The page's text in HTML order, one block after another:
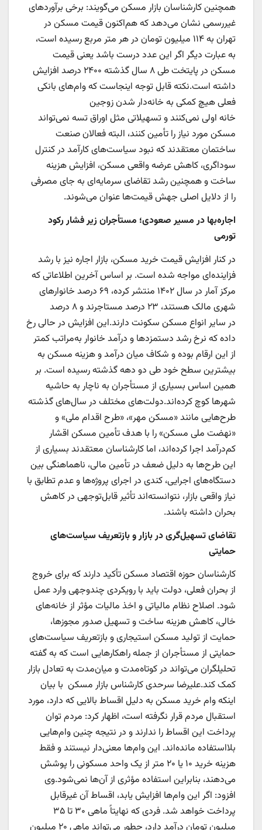
همچنین کارشناسان بازار مسکن می‌گویند: برخی برآوردهای
غیررسمی نشان می‌دهد که هم‌اکنون قیمت مسکن در
تهران به ۱۱۴ میلیون تومان در هر متر مربع رسیده است،
به عبارت دیگر اگر این عدد درست باشد یعنی قیمت
مسکن در پایتخت طی ۸ سال گذشته ۲۴۰۰ درصد افزایش
داشته است.نکته قابل توجه اینجاست که وام‌های بانکی
فعلی هیچ کمکی به خانه‌دار شدن زوجین
خانه اولی نمی‌کنند و تسهیلاتی مثل اوراق تسه نمی‌تواند
مسکن مورد نیاز را تأمین کنند، البته فعالان صنعت
ساختمان معتقدند که نبود سیاست‌های کارآمد در کنترل
سوداگری، کاهش عرضه واقعی مسکن، افزایش هزینه
ساخت و همچنین رشد تقاضای سرمایه‌ای به جای مصرفی
را از دلایل اصلی جهش قیمت‌ها عنوان می‌شوند.
اجاره‌بها در مسیر صعودی؛ مستأجران زیر فشار رکود
تورمی
در کنار افزایش قیمت خرید مسکن، بازار اجاره نیز با رشد
فزاینده‌ای مواجه شده است. بر اساس آخرین اطلاعاتی که
مرکز آمار در سال ۱۴۰۲ منتشر کرده، ۶۹ درصد خانوارهای
شهری مالک هستند، ۲۳ درصد مستاجرند و ۸ درصد
در سایر انواع مسکن سکونت دارند.این افزایش در حالی رخ
داده که نرخ رشد دستمزدها و درآمد خانوار به‌مراتب کمتر
از این ارقام بوده و شکاف میان درآمد و هزینه مسکن به
بیشترین سطح خود طی دو دهه گذشته رسیده است. بر
همین اساس بسیاری از مستأجران به ناچار به حاشیه
شهرها کوچ کرده‌اند.دولت‌های مختلف در سال‌های گذشته
طرح‌هایی مانند «مسکن مهر»، «طرح اقدام ملی» و
«نهضت ملی مسکن» را با هدف تأمین مسکن اقشار
کم‌درآمد اجرا کرده‌اند، اما کارشناسان معتقدند بسیاری از
این طرح‌ها به دلیل ضعف در تأمین مالی، ناهماهنگی بین
دستگاه‌های اجرایی، کندی در اجرای پروژه‌ها و عدم تطابق با
نیاز واقعی بازار، نتوانسته‌اند تأثیر قابل‌توجهی در کاهش
بحران داشته باشند.
تقاضای تسهیل‌گری در بازار و بازتعریف سیاست‌های
حمایتی
کارشناسان حوزه اقتصاد مسکن تأکید دارند که برای خروج
از بحران فعلی، دولت باید با رویکردی چندوجهی وارد عمل
شود. اصلاح نظام مالیاتی و اخذ مالیات مؤثر از خانه‌های
خالی، کاهش هزینه ساخت و تسهیل صدور مجوزها،
حمایت از تولید مسکن استیجاری و بازتعریف سیاست‌های
حمایتی از مستأجران از جمله راهکارهایی است که به گفته
تحلیلگران می‌تواند در کوتاه‌مدت و میان‌مدت به تعادل بازار
کمک کند.علیرضا سرحدی کارشناس بازار مسکن با بیان
اینکه وام خرید مسکن به دلیل اقساط بالایی که دارد، مورد
استقبال مردم قرار نگرفته است، اظهار کرد: مردم توان
پرداخت این اقساط را ندارند و در نتیجه چنین وام‌هایی
بلااستفاده مانده‌اند. این وام‌ها معنی‌دار نیستند و فقط
هزینه خرید ۱۰ یا ۲۰ متر از یک واحد مسکونی را پوشش
می‌دهند، بنابراین استفاده مؤثری از آن‌ها نمی‌شود.وی
افزود: اگر این وام‌ها افزایش یابد، اقساط آن غیرقابل
پرداخت خواهد شد. فردی که نهایتاً ماهی ۳۰ تا ۳۵